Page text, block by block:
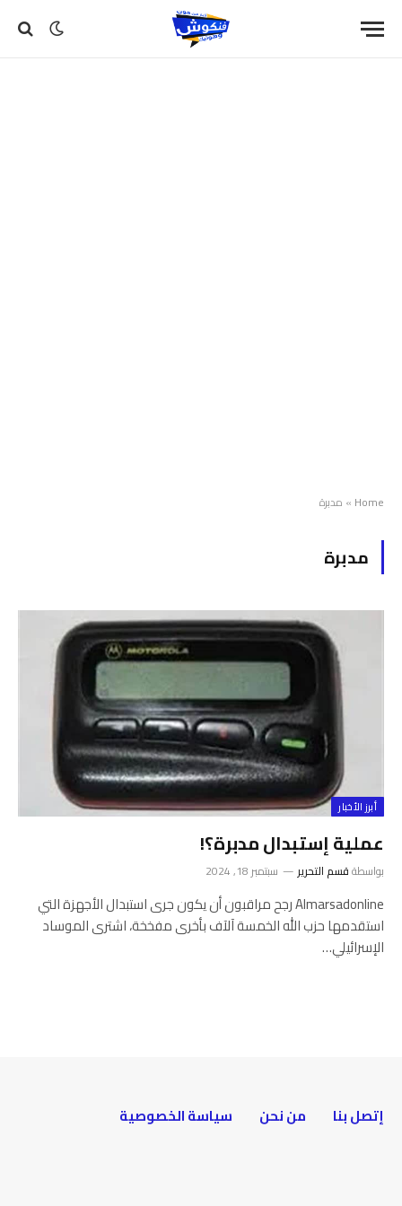
Home
» مدبرة
مدبرة
أبرز الأخبار
عملية إستبدال مدبرة؟!
بواسطةقسم التحرير سبتمبر 18, 2024
Almarsadonline رجح مراقبون أن يكون جرى استبدال الأجهزة التي
استقدمها حزب الله الخمسة آلآف بأخرى مفخخة، اشترى الموساد
الإسرائيلي…
إتصل بنا من نحن سياسة الخصوصية